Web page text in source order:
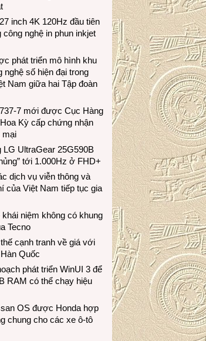
inch 4K 120Hz đầu tiên
công nghệ in phun inkjet
phát triển mô hình khu
nghệ số hiện đại trong
Nam giữa hai Tập đoàn
7 mới được Cục Hàng
Kỳ cấp chứng nhận
mại
LG UltraGear 25G590B
tới 1.000Hz ở FHD+
dịch vụ viễn thông và
của Việt Nam tiếp tục gia
niệm không có khung
Tecno
cạnh tranh về giá với
Quốc
phát triển WinUI 3 để
RAM có thể chạy hiệu
OS được Honda hợp
chung cho các xe ô-tô